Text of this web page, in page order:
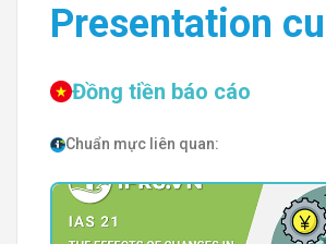
Presentation
Đồng tiền báo cáo
Chuẩn mực liên quan: